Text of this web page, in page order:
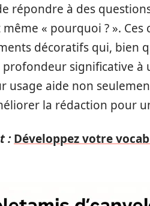
répondre à des
même « pourquoi ? ».
décoratifs qui, bien
significative à
usage aide non
la rédaction pour
: Développez votre